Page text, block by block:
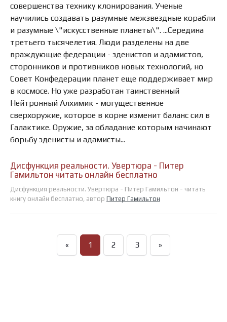
совершенства технику клонирования. Ученые
научились создавать разумные межзвездные корабли
и разумные \"искусственные планеты\". ...Середина
третьего тысячелетия. Люди разделены на две
враждующие федерации - зденистов и адамистов,
сторонников и противников новых технологий, но
Совет Конфедерации планет еще поддерживает мир
в космосе. Но уже разработан таинственный
Нейтронный Алхимик - могущественное
сверхоружие, которое в корне изменит баланс сил в
Галактике. Оружие, за обладание которым начинают
борьбу эденисты и адамисты...
Дисфункция реальности. Увертюра - Питер
Гамильтон читать онлайн бесплатно
Дисфункция реальности. Увертюра - Питер Гамильтон - читать
книгу онлайн бесплатно, автор Питер Гамильтон
« 1 2 3 »